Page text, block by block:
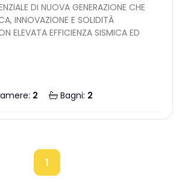
DI NUOVA GENERAZIONE CHE
INNOVAZIONE E SOLIDITÀ
ELEVATA EFFICIENZA SISMICA ED
2 Bagni: 2
1